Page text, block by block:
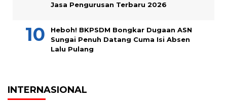
Jasa Pengurusan Terbaru 2026
Heboh! BKPSDM Bongkar Dugaan ASN
Sungai Penuh Datang Cuma Isi Absen
Lalu Pulang
INTERNASIONAL